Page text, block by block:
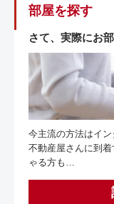
部屋を探す
さて、実際にお
今主流の方法はイン
不動産屋さんに到
ゃる方も…